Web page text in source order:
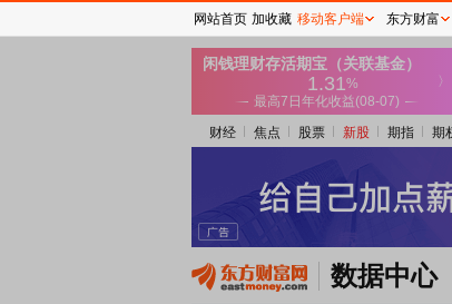
财经 焦点 股票 新股 期指 期
数据中心
网站首页 加收藏 移动客户端 东方财富